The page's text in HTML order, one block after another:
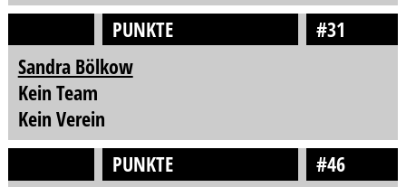
PUNKTE
#31
Sandra Bölkow
Kein Team
Kein Verein
PUNKTE
#46